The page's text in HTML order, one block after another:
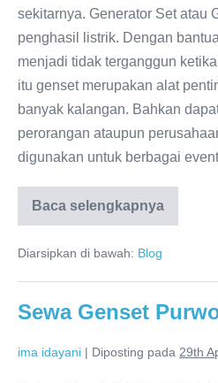
sekitarnya. Generator Set atau
penghasil listrik. Dengan
menjadi tidak terganggun
itu genset merupakan alat
banyak kalangan. Bahkan
perorangan ataupun
digunakan untuk berbagai
Baca selengkapnya
Diarsipkan di bawah: Blog
Sewa Genset
ima idayani | Diposting pada 29th